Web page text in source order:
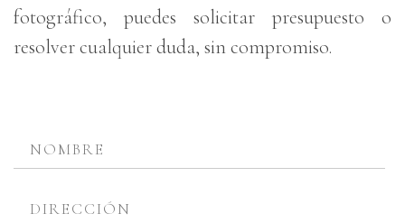
fotográfico, puedes solicitar presupuesto o
resolver cualquier duda, sin compromiso.